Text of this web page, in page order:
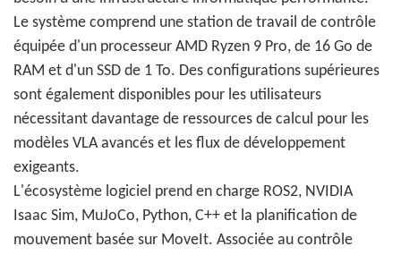
Le système comprend une station de travail de contrôle
équipée d'un processeur AMD Ryzen 9 Pro, de 16 Go de
RAM et d'un SSD de 1 To. Des configurations supérieures
sont également disponibles pour les utilisateurs
nécessitant davantage de ressources de calcul pour les
modèles VLA avancés et les flux de développement
exigeants.
L'écosystème logiciel prend en charge ROS2, NVIDIA
Isaac Sim, MuJoCo, Python, C++ et la planification de
mouvement basée sur MoveIt. Associée au contrôle